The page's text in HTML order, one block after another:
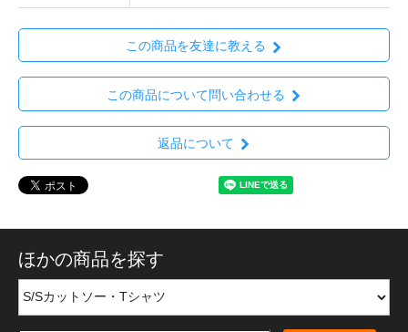
この商品を友達に教える
この商品について問い合わせる
返品について
ほかの商品を探す